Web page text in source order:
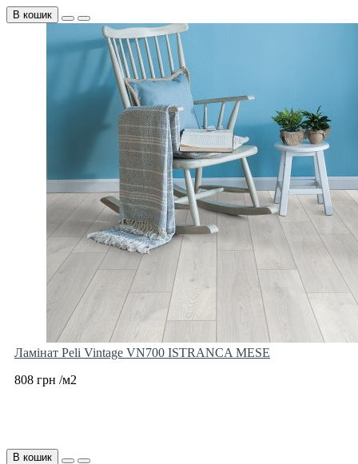
В кошик
Ламінат Peli Vintage VN700 ISTRANCA MESE
808 грн /м2
В кошик